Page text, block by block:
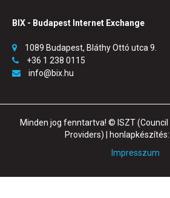
BIX - Budapest Internet Exchange
1089 Budapest, Bláthy Ottó utca 9.
+36 1 238 0115
info@bix.hu
Minden jog fenntartva! © ISZT
Providers) | honlapkészítés:
Impresszum